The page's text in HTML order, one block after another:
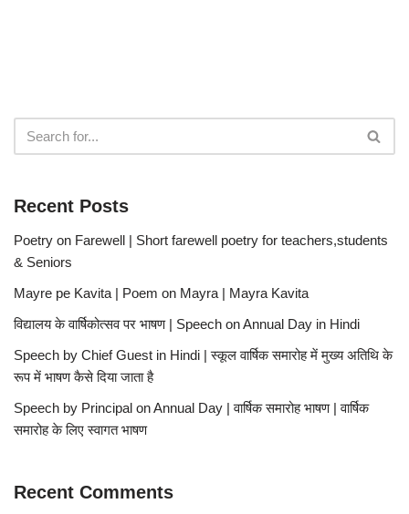
Recent Posts
Poetry on Farewell | Short farewell poetry for teachers,students
& Seniors
Mayre pe Kavita | Poem on Mayra | Mayra Kavita
विद्यालय के वार्षिकोत्सव पर भाषण | Speech on Annual Day in Hindi
Speech by Chief Guest in Hindi | स्कूल वार्षिक समारोह में मुख्य अतिथि के
रूप में भाषण कैसे दिया जाता है
Speech by Principal on Annual Day | वार्षिक समारोह भाषण | वार्षिक
समारोह के लिए स्वागत भाषण
Recent Comments